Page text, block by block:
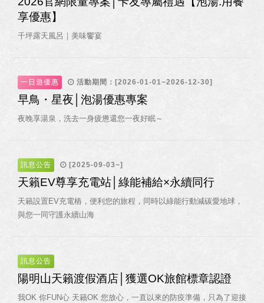
享優惠】
千坪露天風呂｜美味饗宴
一日遊優惠 活動期間：[2026-01-01~2026-12-30]
早鳥・星夜│泡湯優惠專案
夜晚享湯泉，洗去一身疲憊還您一夜好眠～
訊息公告 [2025-09-03~]
天籟EV尊享充電站│綠能補給×永續同行
天籟設置EV充電樁，便利您的旅程，同時以綠能行動減碳愛地球，
與您一同守護永續山海
訊息公告
陽明山天籟渡假酒店│獲選OK旅館標章認證
我OK 你FUN心 天籟OK 您放心，一直以來的防疫準備，只為了迎接